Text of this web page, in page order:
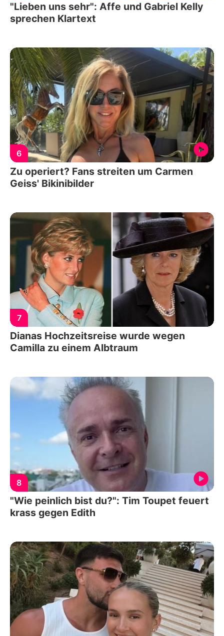
"Lieben uns sehr": Affe und Gabriel Kelly
sprechen Klartext
6
Zu operiert? Fans streiten um Carmen
Geiss' Bikinibilder
7
Dianas Hochzeitsreise wurde wegen
Camilla zu einem Albtraum
8
"Wie peinlich bist du?": Tim Toupet feuert
krass gegen Edith